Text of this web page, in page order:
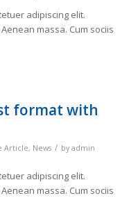
adipiscing elit.
massa. Cum sociis
format with
Article, News / by admin
adipiscing elit.
massa. Cum sociis